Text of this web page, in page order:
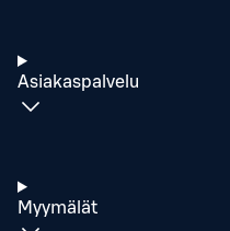
Asiakaspalvelu
Myymälät